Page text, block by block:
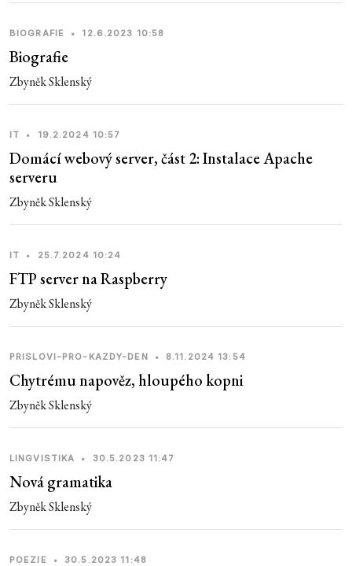
BIOGRAFIE • 12.6.2023 10:58
Biografie
Zbyněk Sklenský
IT • 19.2.2024 10:57
Domácí webový server, část 2: Instalace Apache
serveru
Zbyněk Sklenský
IT • 25.7.2024 10:24
FTP server na Raspberry
Zbyněk Sklenský
PRISLOVI-PRO-KAZDY-DEN • 8.11.2024 13:54
Chytrému napověz, hloupého kopni
Zbyněk Sklenský
LINGVISTIKA • 30.5.2023 11:47
Nová gramatika
Zbyněk Sklenský
POEZIE • 30.5.2023 11:48